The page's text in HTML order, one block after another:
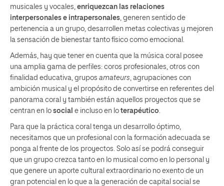
musicales y vocales, enriquezcan las relaciones
interpersonales e intrapersonales , generen sentido de
pertenencia a un grupo, desarrollen metas colectivas y mejoren
la sensación de bienestar tanto físico como emocional.
Además, hay que tener en cuenta que la música coral posee
una amplia gama de perfiles: coros profesionales, otros con
finalidad educativa, grupos amateurs , agrupaciones con
ambición musical y el propósito de convertirse en referentes del
panorama coral y también están aquellos proyectos que se
centran en lo social e incluso en lo terapéutico
Para que la práctica coral tenga un desarrollo óptimo,
necesitamos que un profesional con la formación adecuada se
ponga al frente de los proyectos. Solo así se podrá conseguir
que un grupo crezca tanto en lo musical como en lo personal y
que genere un aporte cultural extraordinario no exento de un
gran potencial en lo que a la generación de capital social se